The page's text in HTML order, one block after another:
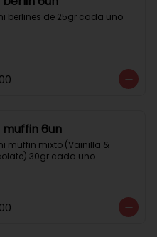
berlines de 25gr cada uno
muffin 6un
muffin mixto (Vainilla &
30gr cada uno